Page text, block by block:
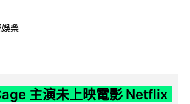
樂
主演未上映電影 Netflix